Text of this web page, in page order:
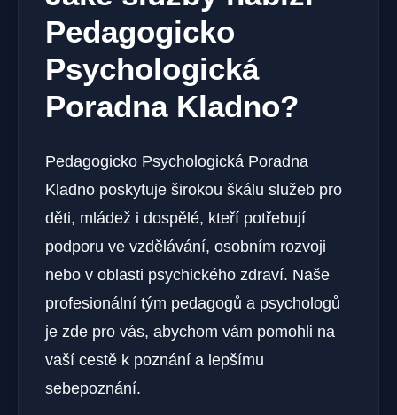
Pedagogicko
Psychologická
Poradna Kladno?
Pedagogicko Psychologická Poradna
Kladno poskytuje širokou škálu služeb pro
děti, mládež i dospělé, kteří potřebují
podporu ve vzdělávání, osobním rozvoji
nebo v oblasti psychického zdraví. Naše
profesionální tým pedagogů a psychologů
je zde pro vás, abychom vám pomohli na
vaší cestě k poznání a lepšímu
sebepoznání.